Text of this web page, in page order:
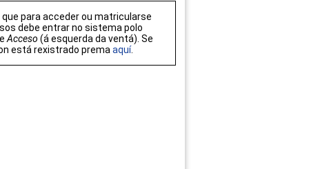
que para acceder ou matricularse
debe entrar no sistema polo
Acceso (á esquerda da ventá). Se
está rexistrado prema aquí.